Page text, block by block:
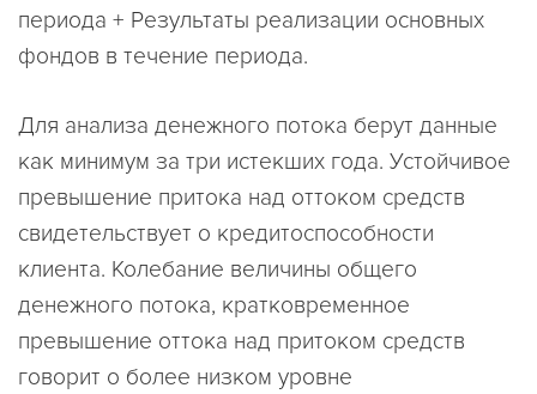
периода + Результаты реализации основных
фондов в течение периода.
Для анализа денежного потока берут данные
как минимум за три истекших года. Устойчивое
превышение притока над оттоком средств
свидетельствует о кредитоспособности
клиента. Колебание величины общего
денежного потока, кратковременное
превышение оттока над притоком средств
говорит о более низком уровне